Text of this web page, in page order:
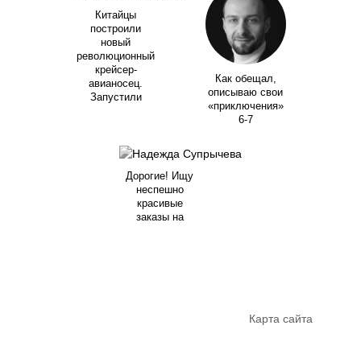
Китайцы
построили
новый
революционный
крейсер-
авианосец.
Запустили
Как обещал,
описываю свои
«приключения»
6-7
Дорогие! Ищу
неспешно
красивые
заказы на
Карта сайта